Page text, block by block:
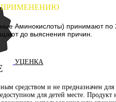
УЦЕНКА
Аминокислоты) принимают по
до выяснения причин.
средством и не предназначен
для детей месте.